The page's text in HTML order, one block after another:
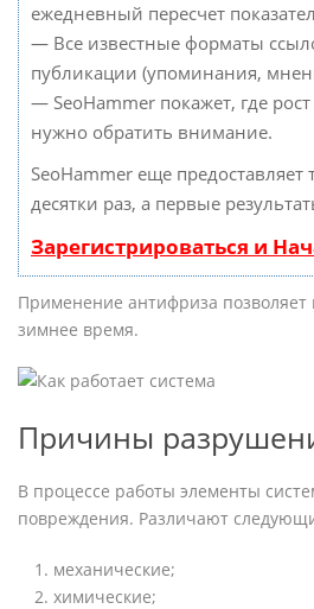
ежедневный пересчет
— Все известные форматы
публикации (упоминания,
— SeoHammer покажет, где
нужно обратить внимание.
SeoHammer еще предоставляет
десятки раз, а первые
Зарегистрироваться и
Применение антифриза позволяет
зимнее время.
Причины
В процессе работы элементы
повреждения. Различают
механические;
химические;